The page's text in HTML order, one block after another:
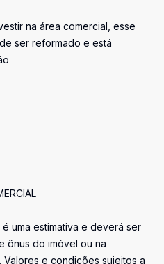
na área comercial, esse
ser reformado e está
uma estimativa e deverá ser
ônus do imóvel ou na
e condições sujeitos a